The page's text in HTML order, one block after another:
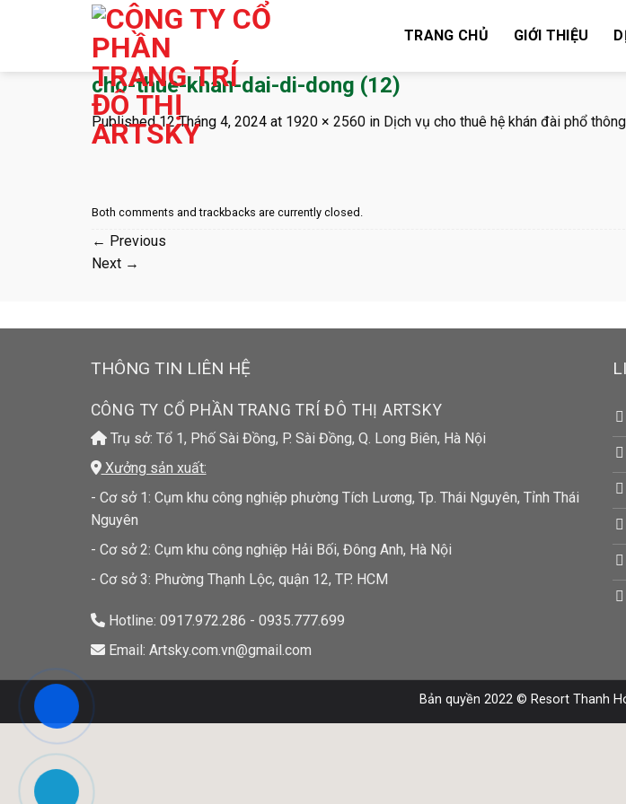
TRANG CHỦ GIỚI THIỆU
cho-thue-khan-dai-di-dong (12)
Published12 Tháng 4, 2024 at 1920 × 2560 in Dịch vụ cho thuê hệ khán đài phổ
Both comments and trackbacks are currently closed.
← Previous
Next →
THÔNG TIN LIÊN HỆ
CÔNG TY CỔ PHẦN TRANG TRÍ ĐÔ THỊ ARTSKY
Trụ sở: Tổ 1, Phố Sài Đồng, P. Sài Đồng, Q. Long Biên, Hà Nội
Xưởng sản xuất:
- Cơ sở 1: Cụm khu công nghiệp phường Tích Lương, Tp. Thái Nguyên, Tỉnh Thái
Nguyên
- Cơ sở 2: Cụm khu công nghiệp Hải Bối, Đông Anh, Hà Nội
- Cơ sở 3: Phường Thạnh Lộc, quận 12, TP. HCM
Hotline: 0917.972.286 - 0935.777.699
Email: Artsky.com.vn@gmail.com
Bản quyền 2022 © Resort Thanh